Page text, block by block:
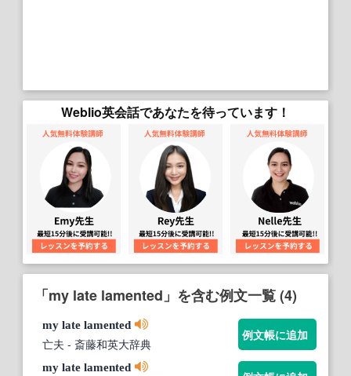
Weblio英会話であなたを待っています！
「my late lamented」を含む例文一覧 (4)
my late lamented
亡夫 - 斎藤和英大辞典
例文帳に追加
my late lamented